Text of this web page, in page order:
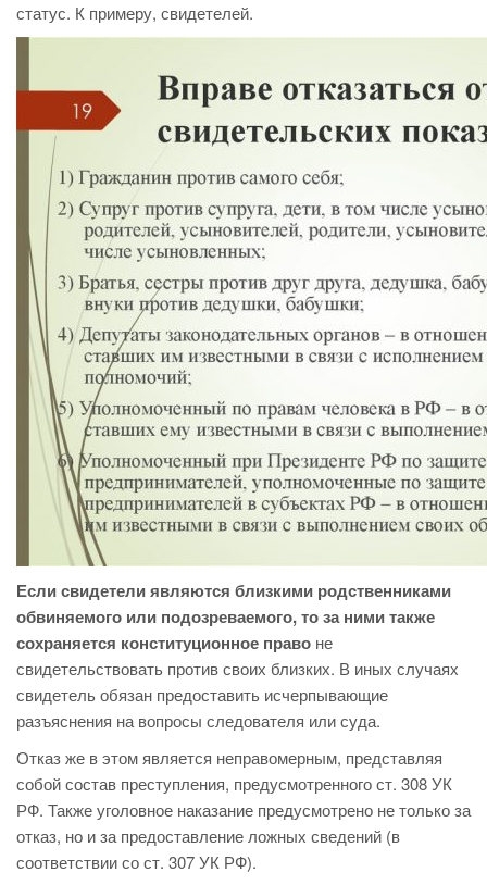
статус. К примеру, свидетелей.
Если свидетели являются близкими родственниками
обвиняемого или подозреваемого, то за ними также
сохраняется конституционное право не
свидетельствовать против своих близких. В иных случаях
свидетель обязан предоставить исчерпывающие
разъяснения на вопросы следователя или суда.
Отказ же в этом является неправомерным, представляя
собой состав преступления, предусмотренного ст. 308 УК
РФ. Также уголовное наказание предусмотрено не только за
отказ, но и за предоставление ложных сведений (в
соответствии со ст. 307 УК РФ).